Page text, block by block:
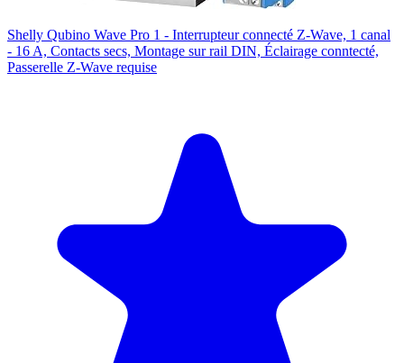
Shelly Qubino Wave Pro 1 - Interrupteur connecté Z-Wave, 1 canal
- 16 A, Contacts secs, Montage sur rail DIN, Éclairage conntecté,
Passerelle Z-Wave requise